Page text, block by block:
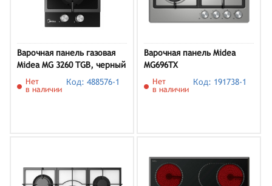
Варочная панель газовая
Midea MG 3260 TGB, черный
Нет
в наличии
Код: 488576-1
Варочная панель Midea
MG696TX
Нет
в наличии
Код: 191738-1